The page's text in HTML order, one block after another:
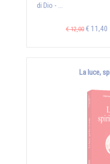
di Dio - ...
€ 12,00 € 11,40
La luce,